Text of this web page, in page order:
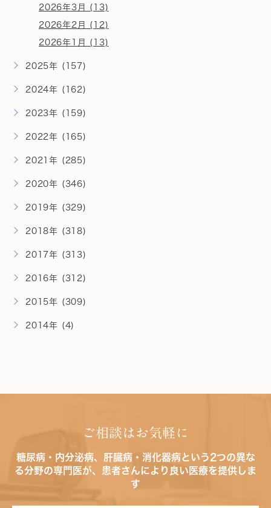
2026年3月 (13)
2026年2月 (12)
2026年1月 (13)
2025年 (157)
2024年 (162)
2023年 (159)
2022年 (165)
2021年 (285)
2020年 (346)
2019年 (329)
2018年 (318)
2017年 (313)
2016年 (312)
2015年 (309)
2014年 (4)
ご相談はお気軽に
糖尿病・内分泌病、肝臓病・消化器病という2つの異な
る分野の専門医が、患者さんにより良い医療を提供しま
す